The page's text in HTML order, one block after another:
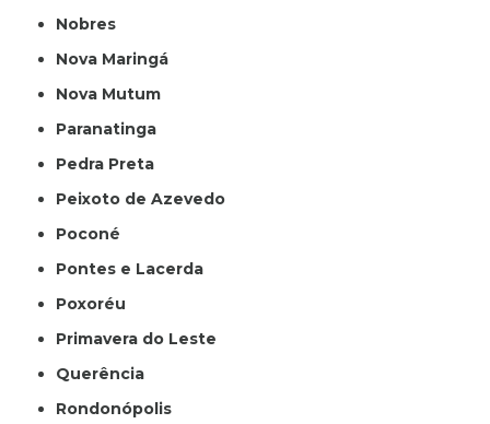
Nobres
Nova Maringá
Nova Mutum
Paranatinga
Pedra Preta
Peixoto de Azevedo
Poconé
Pontes e Lacerda
Poxoréu
Primavera do Leste
Querência
Rondonópolis